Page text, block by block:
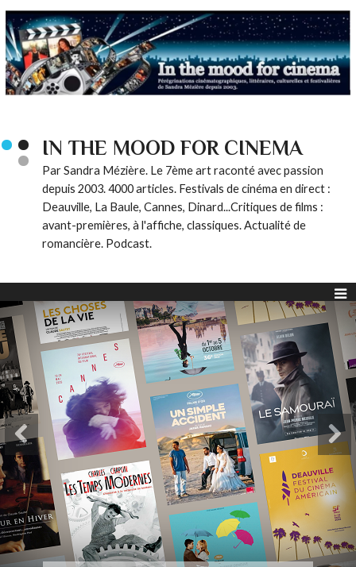
IN THE MOOD FOR CINEMA
Par Sandra Mézière. Le 7ème art raconté avec passion
depuis 2003. 4000 articles. Festivals de cinéma en direct :
Deauville, La Baule, Cannes, Dinard...Critiques de films :
avant-premières, à l'affiche, classiques. Actualité de
romancière. Podcast.